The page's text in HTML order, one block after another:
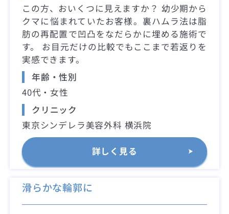
この方、おいくつに見えますか？ 幼少期から
クマに悩まれていたお客様。裏ハムラ法は脂
肪の再配置で凹凸をなだらかに埋める施術で
す。 お目元だけの比較でもここまで若返りを
実感できます。
年齢・性別
40代・女性
クリニック
東京シンデレラ美容外科 横浜院
詳しく見る
滑らかな輪郭に